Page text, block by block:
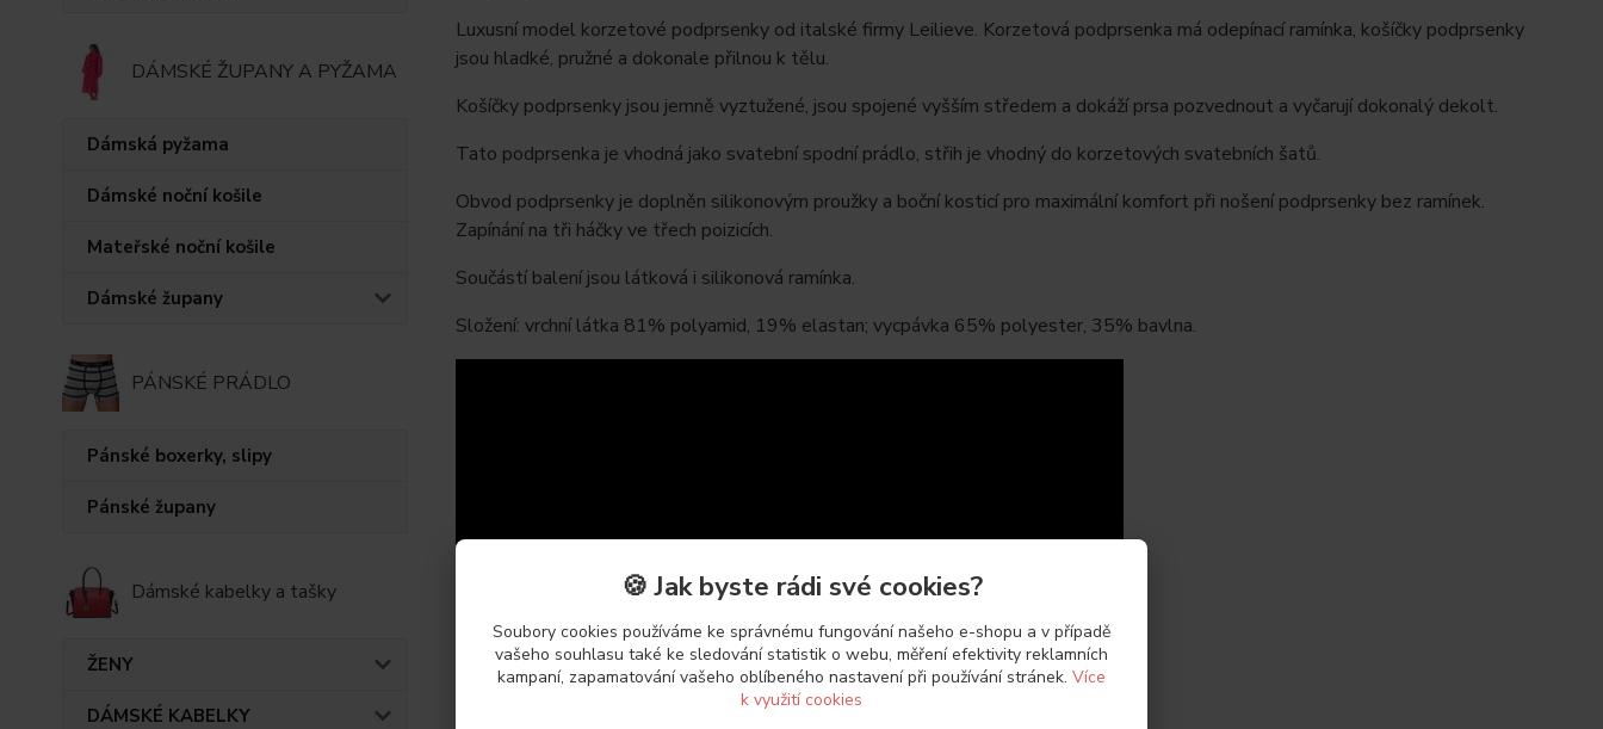
DÁMSKÉ ŽUPANY A PYŽAMA
Dámská pyžama
Dámské noční košile
Mateřské noční košile
Dámské župany
PÁNSKÉ PRÁDLO
Pánské boxerky, slipy
Pánské župany
Dámské kabelky a tašky
ŽENY
DÁMSKÉ KABELKY
Luxusní model korzetové podprsenky od italské firmy Leilieve. Korzetová podprsenka má odepínací ramínka, košíčky podprsenky
jsou hladké, pružné a dokonale přilnou k tělu.
Košíčky podprsenky jsou jemně vyztužené, jsou spojené vyšším středem a dokáží prsa pozvednout a vyčarují dokonalý dekolt.
Tato podprsenka je vhodná jako svatební spodní prádlo, střih je vhodný do korzetových svatebních šatů.
Obvod podprsenky je doplněn silikonovým proužky a boční kosticí pro maximální komfort při nošení podprsenky bez ramínek.
Zapínání na tři háčky ve třech poizicích.
Součástí balení jsou látková i silikonová ramínka.
Složení: vrchní látka 81% polyamid, 19% elastan; vycpávka 65% polyester, 35% bavlna.
🍪 Jak byste rádi své cookies?
Soubory cookies používáme ke správnému fungování našeho e-shopu a v případě
vašeho souhlasu také ke sledování statistik o webu, měření efektivity reklamních
kampaní, zapamatování vašeho oblíbeného nastavení při používání stránek. Více
k využití cookies